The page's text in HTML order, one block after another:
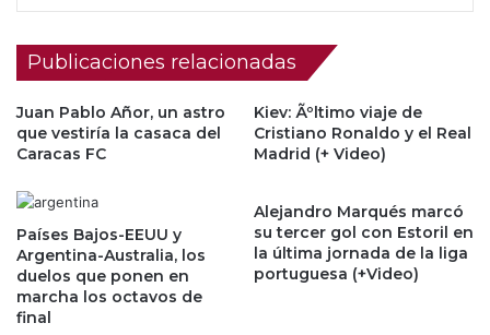
Publicaciones relacionadas
Juan Pablo Añor, un astro
que vestiría la casaca del
Caracas FC
Kiev: Ãºltimo viaje de
Cristiano Ronaldo y el Real
Madrid (+ Video)
Países Bajos-EEUU y
Argentina-Australia, los
duelos que ponen en
marcha los octavos de
final
Alejandro Marqués marcó
su tercer gol con Estoril en
la última jornada de la liga
portuguesa (+Video)